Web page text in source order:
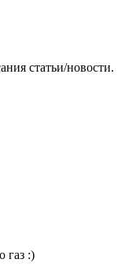
статьи/новости.
газ :)